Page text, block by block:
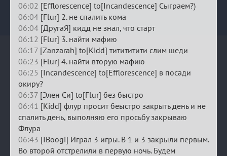
06:02 [Efflorescence] to[Incandescence] Сыграем?)
06:04 [Flur] 2. не спалить кома
06:04 [ДругаЯ] кидд не знал, что старт
06:12 [Flur] 3. найти мафию
06:17 [Zanzarah] to[Kidd] титититити слим шеди
06:23 [Flur] 4. найти вторую мафию
06:25 [Incandescence] to[Efflorescence] в посади
окиру?
06:37 [Элен Си] to[Flur] без быстро
06:41 [Kidd] флур просит беыстро закрыть день и не
спалить день, выполняю его просьбу закрываю
Флура
06:43 [IBoogi] Играл 3 игры. В 1 и 3 закрыли первым.
Во второй отстрелили в первую ночь. Будем